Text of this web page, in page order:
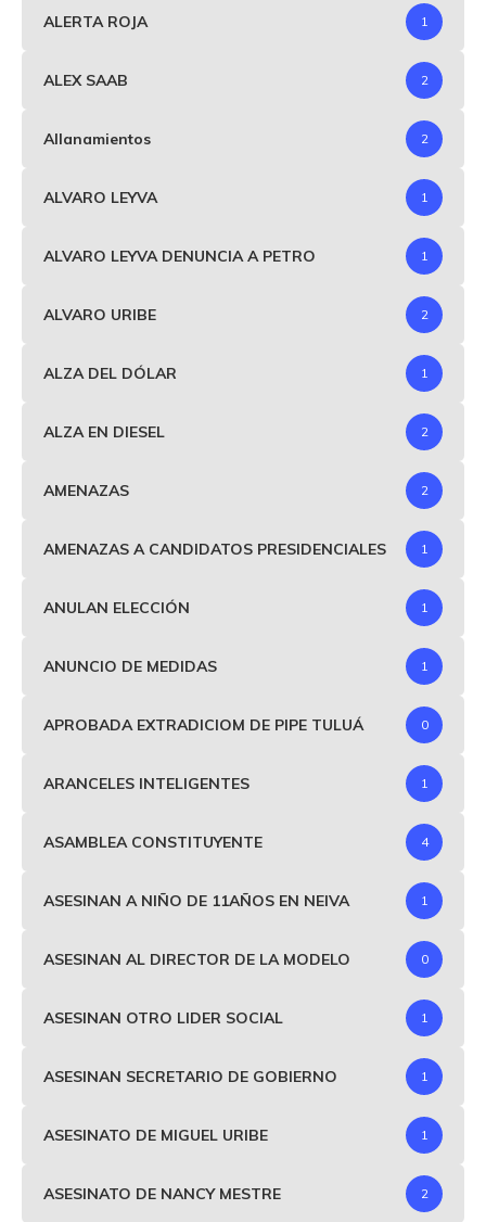
ALERTA ROJA 1
ALEX SAAB 2
Allanamientos 2
ALVARO LEYVA 1
ALVARO LEYVA DENUNCIA A PETRO 1
ALVARO URIBE 2
ALZA DEL DÓLAR 1
ALZA EN DIESEL 2
AMENAZAS 2
AMENAZAS A CANDIDATOS PRESIDENCIALES 1
ANULAN ELECCIÓN 1
ANUNCIO DE MEDIDAS 1
APROBADA EXTRADICIOM DE PIPE TULUÁ 0
ARANCELES INTELIGENTES 1
ASAMBLEA CONSTITUYENTE 4
ASESINAN A NIÑO DE 11AÑOS EN NEIVA 1
ASESINAN AL DIRECTOR DE LA MODELO 0
ASESINAN OTRO LIDER SOCIAL 1
ASESINAN SECRETARIO DE GOBIERNO 1
ASESINATO DE MIGUEL URIBE 1
ASESINATO DE NANCY MESTRE 2